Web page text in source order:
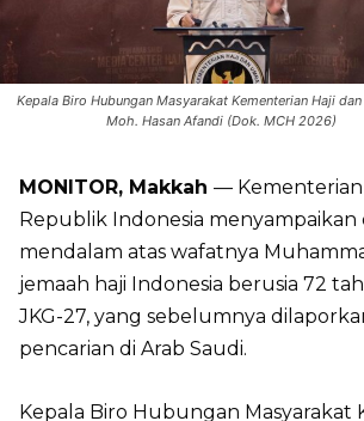
Kepala Biro Hubungan Masyarakat Kementerian Haji dan
Moh. Hasan Afandi (Dok. MCH 2026)
MONITOR, Makkah — Kementerian
Republik Indonesia menyampaikan
mendalam atas wafatnya
jemaah haji Indonesia berusia 72
JKG-27, yang sebelumnya
pencarian di Arab Saudi.
Kepala Biro Hubungan Masyarakat